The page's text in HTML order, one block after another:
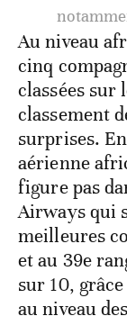
Au niveau
cinq
classées sur
classement
surprises.
aérienne
figure pas
Airways qui
meilleures
et au 39e
sur 10,
au niveau